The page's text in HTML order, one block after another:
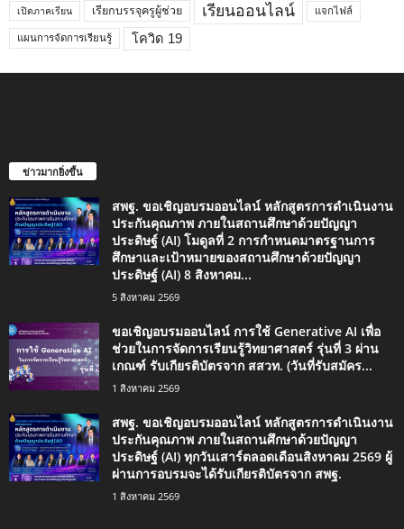
เปิดภาคเรียน เรียกบรรจุครูผู้ช่วย เรียนออนไลน์ แจกไฟล์
แผนการจัดการเรียนรู้ โควิด 19
ข่าวมากยิ่งขึ้น
สพฐ. ขอเชิญอบรมออนไลน์ หลักสูตรการดำเนินงาน
ประกันคุณภาพ ภายในสถานศึกษาด้วยปัญญา
ประดิษฐ์ (AI) โมดูลที่ 2 การกำหนดมาตรฐานการ
ศึกษาและเป้าหมายของสถานศึกษาด้วยปัญญา
ประดิษฐ์ (AI) 8 สิงหาคม...
5 สิงหาคม 2569
ขอเชิญอบรมออนไลน์ การใช้ Generative AI เพื่อ
ช่วยในการจัดการเรียนรู้วิทยาศาสตร์ รุ่นที่ 3 ผ่าน
เกณฑ์ รับเกียรติบัตรจาก สสวท. (วันที่รับสมัคร...
1 สิงหาคม 2569
สพฐ. ขอเชิญอบรมออนไลน์ หลักสูตรการดำเนินงาน
ประกันคุณภาพ ภายในสถานศึกษาด้วยปัญญา
ประดิษฐ์ (AI) ทุกวันเสาร์ตลอดเดือนสิงหาคม 2569 ผู้
ผ่านการอบรมจะได้รับเกียรติบัตรจาก สพฐ.
1 สิงหาคม 2569